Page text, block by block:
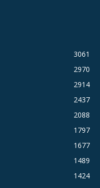
3061
2970
2914
2437
2088
1797
1677
1489
1424